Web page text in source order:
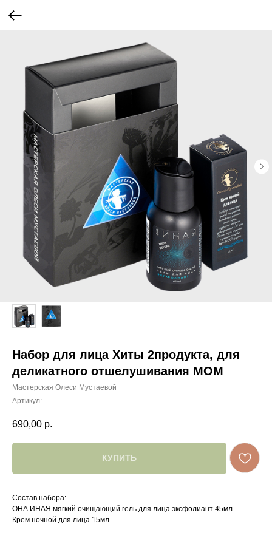
Набор для лица Хиты 2продукта, для
деликатного отшелушивания МОМ
Мастерская Олеси Мустаевой
Артикул:
690,00 р.
КУПИТЬ
Состав набора:
ОНА ИНАЯ мягкий очищающий гель для лица эксфолиант 45мл
Крем ночной для лица 15мл